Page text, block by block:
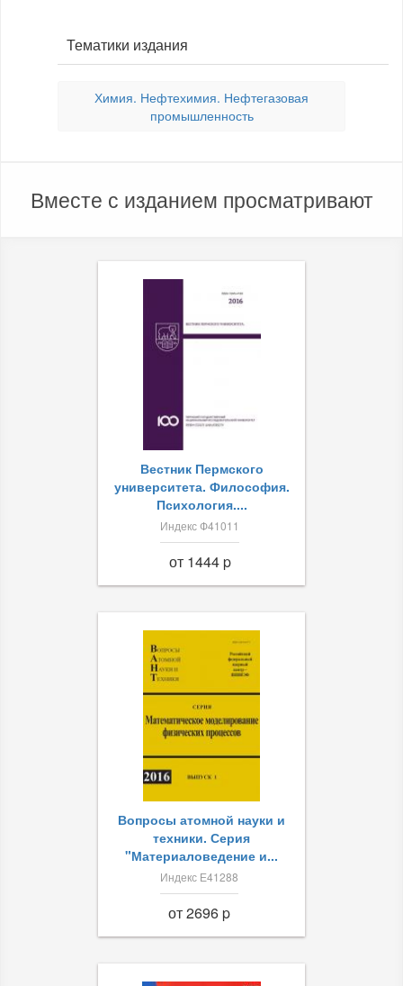
Тематики издания
Химия. Нефтехимия. Нефтегазовая
промышленность
Вместе с изданием просматривают
Вестник Пермского
университета. Философия.
Психология....
Индекс Ф41011
от 1444 p
Вопросы атомной науки и
техники. Серия
"Материаловедение и...
Индекс Е41288
от 2696 p